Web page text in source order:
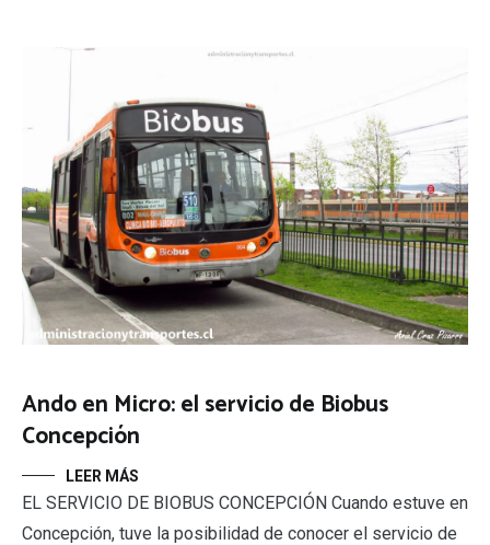
Ando en Micro: el servicio de Biobus
Concepción
LEER MÁS
EL SERVICIO DE BIOBUS CONCEPCIÓN Cuando estuve en
Concepción, tuve la posibilidad de conocer el servicio de